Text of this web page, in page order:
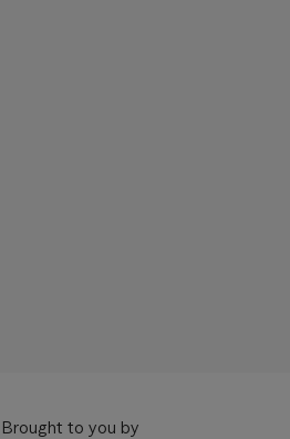
Brought to you by